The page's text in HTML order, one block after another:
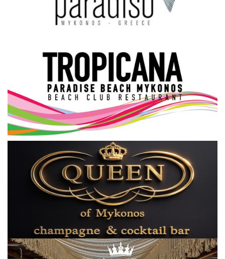
Σεβασμιώτατος Δωρόθεος Β’
Cost Of Living Crisis
Opinion + Analysis
L’Art des Sens
All News
Local Elections 2023
About